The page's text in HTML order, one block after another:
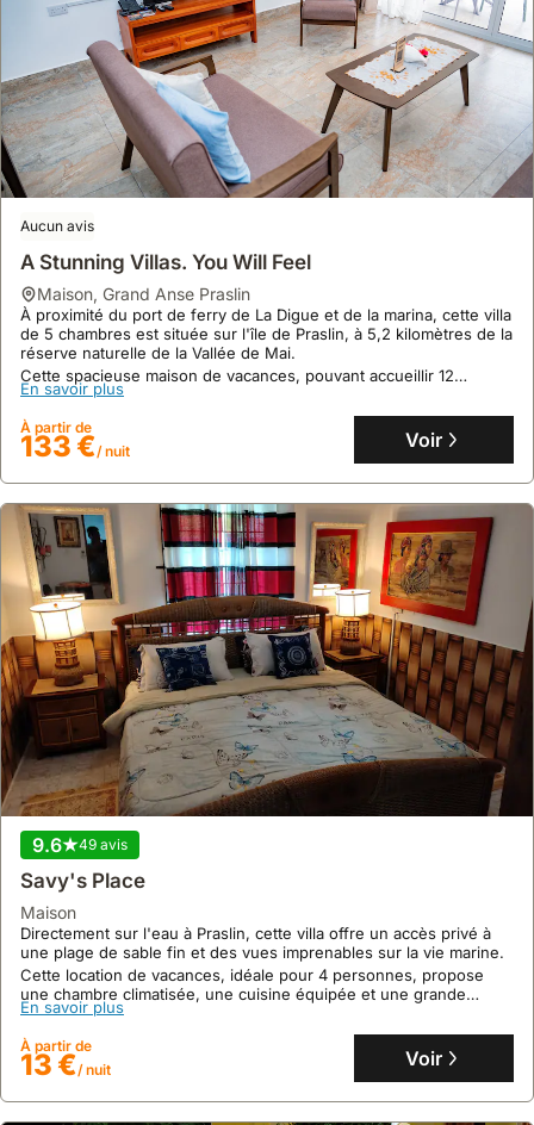
l'agitation
d'un
hôtel.
Aucun avis
A Stunning Villas. You Will Feel
maison, Grand Anse Praslin
À proximité du port de ferry de La Digue et de la marina, cette villa
de 5 chambres est située sur l'île de Praslin, à 5,2 kilomètres de la
réserve naturelle de la Vallée de Mai.
Cette spacieuse maison de vacances, pouvant accueillir 12
personnes, offre une cuisine entièrement équipée, un jardin et
une connexion Internet haut débit pour un séjour confortable.
En savoir plus
À partir de
133 €/ nuit Voir
9.6 49 avis
Savy's Place
maison
Directement sur l'eau à Praslin, cette villa offre un accès privé à
une plage de sable fin et des vues imprenables sur la vie marine.
Cette location de vacances, idéale pour 4 personnes, propose
une chambre climatisée, une cuisine équipée et une grande
terrasse couverte pour profiter du paysage exceptionnel.
En savoir plus
À partir de
13 €/ nuit Voir